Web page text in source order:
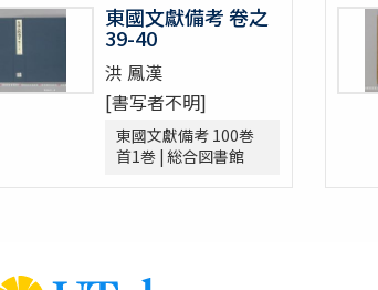
東國文獻備考 卷之
39-40
洪 鳳漢
[書写者不明]
東國文獻備考 100巻
首1巻 | 総合図書館